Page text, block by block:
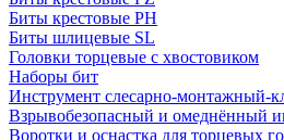
Биты крестовые РН
Биты шлицевые SL
Головки торцевые с хвостовиком
Наборы бит
Инструмент слесарно-монтажный-
Взрывобезопасный и омеднённый
Воротки и оснаcтка для торцевых